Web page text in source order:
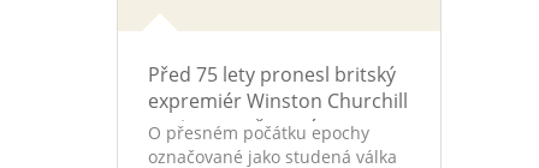
zejména na průmyslovou oblast
v severovýchodní části.
Před 75 lety pronesl britský
expremiér Winston Churchill
projev považovaný za
začátek studené války
O přesném počátku epochy
označované jako studená válka